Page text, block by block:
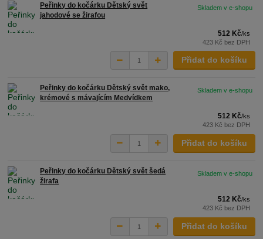
Peřinky do kočárku Dětský svět
jahodové se žirafou
512 Kč/ks
423 Kč bez DPH
Skladem v e-shopu
Přidat do košíku
Peřinky do kočárku Dětský svět mako,
krémové s mávajícím Medvídkem
512 Kč/ks
423 Kč bez DPH
Skladem v e-shopu
Přidat do košíku
Peřinky do kočárku Dětský svět šedá
žirafa
512 Kč/ks
423 Kč bez DPH
Skladem v e-shopu
Přidat do košíku